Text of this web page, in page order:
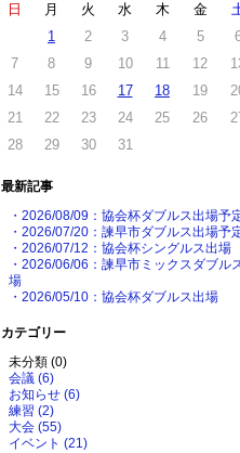
日
月 火 水 木 金
1
2 3 4 5
7
8 9 10 11 12
14
15 16 17 18 19
21
22 23 24 25 26
28
29 30 31
最新記事
・2026/08/09：協会杯ダブルス出場予
・2026/07/20：諫早市ダブルス出場予
・2026/07/12：協会杯シングルス出場
・2026/06/06：諫早市ミックスダブル
場
・2026/05/10：協会杯ダブルス出場
カテゴリー
未分類 (0)
会議 (6)
お知らせ (6)
練習 (2)
大会 (55)
イベント (21)